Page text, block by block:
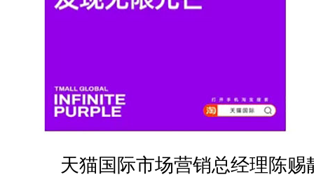
天猫国际市场营销总经理陈赐